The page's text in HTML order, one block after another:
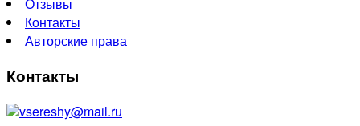
Отзывы
Контакты
Авторские права
Контакты
vsereshy@mail.ru